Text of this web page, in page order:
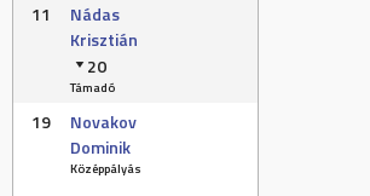
11
Nádas
Krisztián
20
Támadó
19
Novakov
Dominik
Középpályás